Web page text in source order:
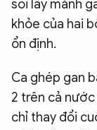
soi lấy mảnh
khỏe của hai
ổn định.
Ca ghép gan
2 trên cả
chỉ thay đổi